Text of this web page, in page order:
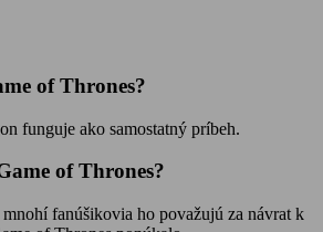
of Thrones?
funguje ako samostatný príbeh.
of Thrones?
fanúšikovia ho považujú za návrat k